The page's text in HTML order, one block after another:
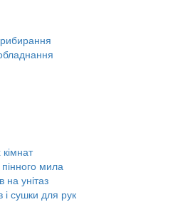
мила
на унітаз
сушки для рук